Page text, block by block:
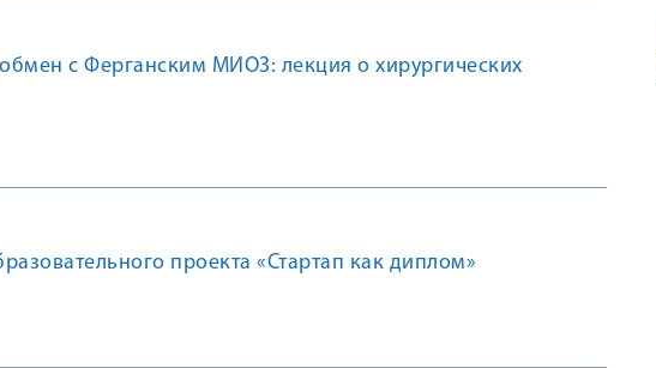
с Ферганским МИОЗ: лекция о хирургических
проекта «Стартап как диплом»